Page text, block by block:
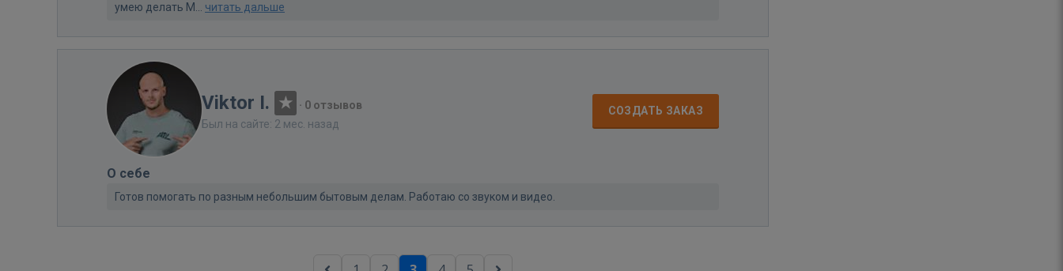
умею делать М... читать дальше
Viktor I. · 0 отзывов
Был на сайте: 2 мес. назад
СОЗДАТЬ ЗАКАЗ
О себе
Готов помогать по разным небольшим бытовым делам. Работаю со звуком и видео.